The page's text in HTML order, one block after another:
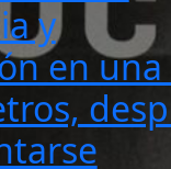
y
en una